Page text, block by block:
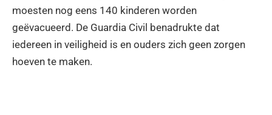
moesten nog eens 140 kinderen worden
geëvacueerd. De Guardia Civil benadrukte dat
iedereen in veiligheid is en ouders zich geen zorgen
hoeven te maken.